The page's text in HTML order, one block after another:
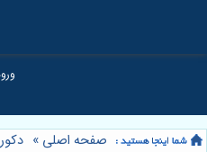
صفحه اصلی »